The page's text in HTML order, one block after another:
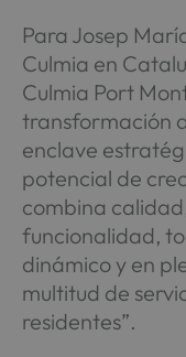
Para Josep
Culmia en
Culmia Port
transformación
enclave
potencial de
combina
funcionalidad,
dinámico y en
multitud de
residentes”.